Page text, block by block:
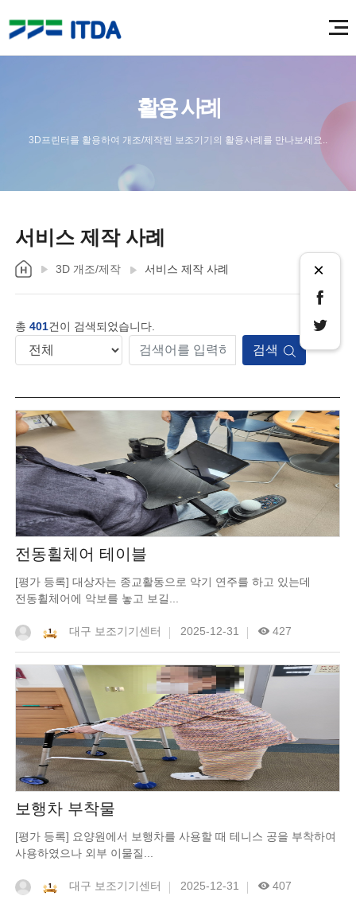
활용 사례
3D프린터를 활용하여 개조/제작된 보조기기의 활용사례를 만나보세요..
서비스 제작 사례
3D 개조/제작 서비스 제작 사례 ×
총401건이 검색되었습니다.
검색
전동휠체어 테이블
[평가 등록] 대상자는 종교활동으로 악기 연주를 하고 있는데
전동휠체어에 악보를 놓고 보길...
대구 보조기기센터 2025-12-31 427
보행차 부착물
[평가 등록] 요양원에서 보행차를 사용할 때 테니스 공을 부착하여
사용하였으나 외부 이물질...
대구 보조기기센터 2025-12-31 407